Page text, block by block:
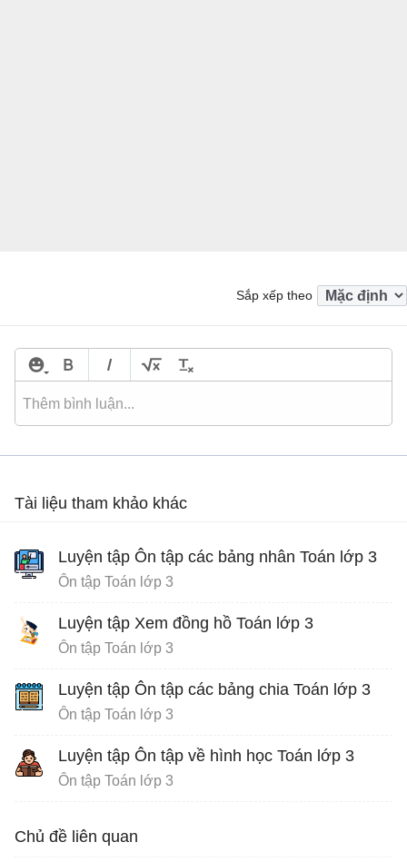
Sắp xếp theo
Tài liệu tham khảo khác
Luyện tập Ôn tập các bảng nhân Toán lớp 3
Ôn tập Toán lớp 3
Luyện tập Xem đồng hồ Toán lớp 3
Ôn tập Toán lớp 3
Luyện tập Ôn tập các bảng chia Toán lớp 3
Ôn tập Toán lớp 3
Luyện tập Ôn tập về hình học Toán lớp 3
Ôn tập Toán lớp 3
Chủ đề liên quan